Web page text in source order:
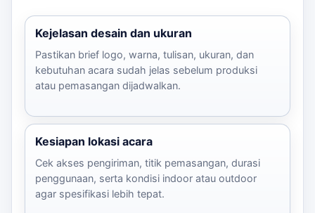
Kejelasan desain dan ukuran
Pastikan brief logo, warna, tulisan, ukuran, dan
kebutuhan acara sudah jelas sebelum produksi
atau pemasangan dijadwalkan.
Kesiapan lokasi acara
Cek akses pengiriman, titik pemasangan, durasi
penggunaan, serta kondisi indoor atau outdoor
agar spesifikasi lebih tepat.